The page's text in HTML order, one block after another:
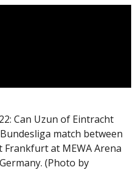
Can Uzun of Eintracht
match between
Frankfurt at MEWA Arena
(Photo by